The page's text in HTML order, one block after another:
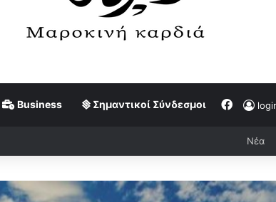
Business Σημαντικοί Σύνδεσμοι
Νέα